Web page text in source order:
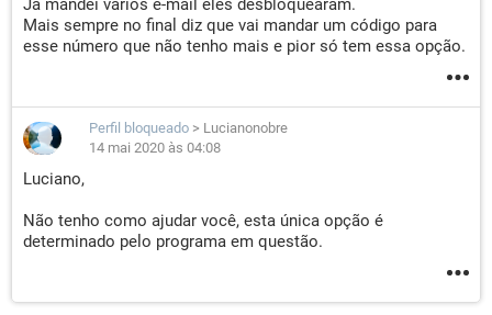
Já mandei vários e-mail eles desbloquearam.
Mais sempre no final diz que vai mandar um código para
esse número que não tenho mais e pior só tem essa opção.
Perfil bloqueado > Lucianonobre
14 mai 2020 às 04:08
Luciano,
Não tenho como ajudar você, esta única opção é
determinado pelo programa em questão.